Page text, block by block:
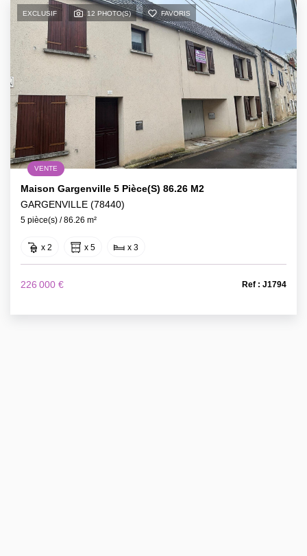
EXCLUSIF 12 PHOTO(S) FAVORIS
VENTE
Maison Gargenville 5 Pièce(s) 86.26 M2
GARGENVILLE (78440)
5 pièce(s) / 86.26 m²
x 2 x 5 x 3
226 000 € Ref : J1794